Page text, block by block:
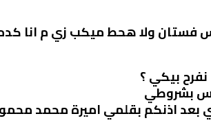
فستان ولا هحط ميكب زي م انا
بيكي ؟
بشروطي
بعد اذنكم بقلمي اميرة محمد